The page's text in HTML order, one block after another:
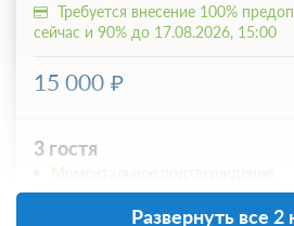
Требуется внесение 100%
сейчас и 90% до 17.08.2026, 15:00
15 000
3 гостя
В стоимость входит:
Развернуть все 2